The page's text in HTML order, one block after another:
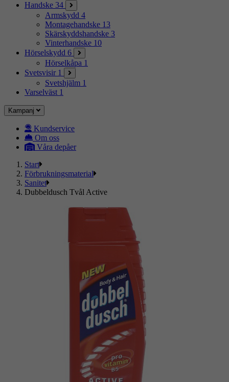
Handske 34
Armskydd 4
Montagehandske 13
Skärskyddshandske 3
Vinterhandske 10
Hörselskydd 6
Hörselkåpa 1
Svetsvisir 1
Svetshjälm 1
Varselväst 1
Kampanj
Kundservice
Om oss
Våra depåer
Start
Förbrukningsmaterial
Sanitet
Dubbeldusch Tvål Active